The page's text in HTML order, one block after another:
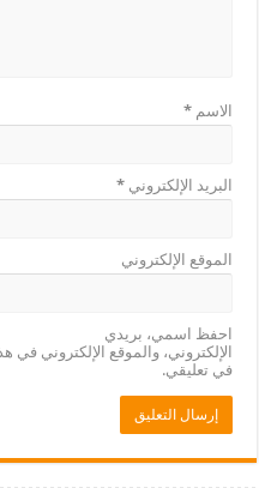
*
بريدي
والموقع الإلكتروني في هذا المتصفح